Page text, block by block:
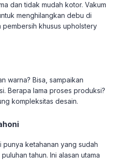
dan tidak mudah kotor. Vakum
menghilangkan debu di
khusus upholstery
warna? Bisa, sampaikan
Berapa lama proses produksi?
kompleksitas desain.
punya ketahanan yang sudah
tahun. Ini alasan utama